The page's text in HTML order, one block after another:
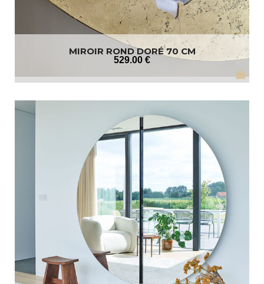
MIROIR ROND DORÉ 70 CM
529.00 €